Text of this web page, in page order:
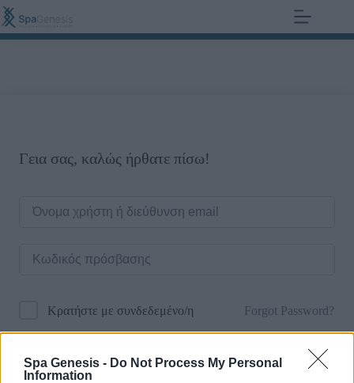
Spa Genesis - Do Not Process My Personal
Information
€
Γεια σας, καλώς ήρθατε πίσω!
Κρατήστε με συνδεδεμένο/η Forgot Password?
Σύνδεση